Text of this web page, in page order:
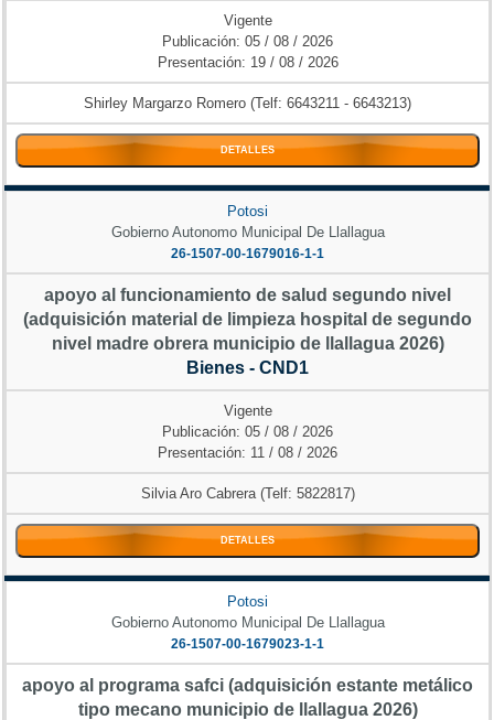
Vigente
Publicación: 05 / 08 / 2026
Presentación: 19 / 08 / 2026
Shirley Margarzo Romero (Telf: 6643211 - 6643213)
DETALLES
Potosi
Gobierno Autonomo Municipal De Llallagua
26-1507-00-1679016-1-1
apoyo al funcionamiento de salud segundo nivel
(adquisición material de limpieza hospital de segundo
nivel madre obrera municipio de llallagua 2026)
Bienes - CND1
Vigente
Publicación: 05 / 08 / 2026
Presentación: 11 / 08 / 2026
Silvia Aro Cabrera (Telf: 5822817)
DETALLES
Potosi
Gobierno Autonomo Municipal De Llallagua
26-1507-00-1679023-1-1
apoyo al programa safci (adquisición estante metálico
tipo mecano municipio de llallagua 2026)